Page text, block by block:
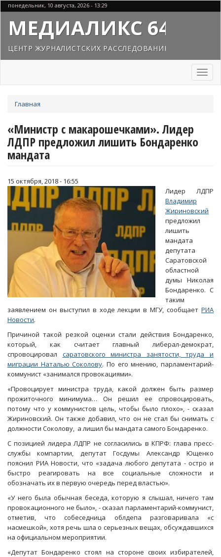
Перейти
к
основному
содержанию
понедельник, 10 августа, 2026 - 13:29
МЕДИАЛИКС 64
ЦЕНТР ЖУРНАЛИСТСКИХ РАССЛЕДОВАНИЙ
Toggle
здесь
Главная
«Министр с макарошечками». Лидер
ЛДПР предложил лишить Бондаренко
мандата
15 октября, 2018 - 16:55
Лидер ЛДПР
Владимир
Жириновский
предложил
лишить
мандата
депутата
Саратовской
областной
думы Николая
Бондаренко. С
таким
заявлением он выступил в ходе лекции в МГУ, сообщает РИА
Новости.
Причиной такой резкой оценки стали действия Бондаренко,
который, как считает главный либерал-демократ,
спровоцировал саратовского министра занятости, труда и
миграции Наталью Соколову. По его мнению, парламентарий-
коммунист «занимался провокациями».
«Провоцирует министра труда, какой должен быть размер
прожиточного минимума… Он решил ее спровоцировать,
потому что у коммунистов цель, чтобы было плохо», - сказал
Жириновский. Он также добавил, что он не стал бы снимать с
должности Соколову, а лишил бы мандата самого Бондаренко.
С позицией лидера ЛДПР не согласились в КПРФ: глава пресс-
службы компартии, депутат Госдумы Александр Ющенко
пояснил РИА Новости, что «задача любого депутата - остро и
быстро реагировать на все социальные сложности и
обозначать их в первую очередь перед властью».
«У него была обычная беседа, которую я слышал, ничего там
провокационного не было», - сказал парламентарий-коммунист,
отметив, что собеседница облдепа разговаривала «с
насмешкой», хотя речь шла о серьезных вещах, обсуждавшихся
на официальном мероприятии.
«Депутат Бондаренко стоял на стороне своих избирателей,